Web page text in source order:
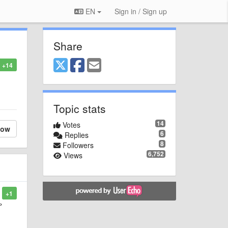
EN Sign in / Sign up
+14
+1
Share
Topic stats
14
Votes
6
Replies
8
Followers
6,752
Views